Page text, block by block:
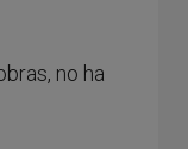
no ha